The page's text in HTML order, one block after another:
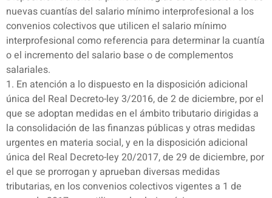
nuevas cuantías del salario mínimo interprofesional a los
convenios colectivos que utilicen el salario mínimo
interprofesional como referencia para determinar la cuantía
o el incremento del salario base o de complementos
salariales.
1. En atención a lo dispuesto en la disposición adicional
única del Real Decreto-ley 3/2016, de 2 de diciembre, por el
que se adoptan medidas en el ámbito tributario dirigidas a
la consolidación de las finanzas públicas y otras medidas
urgentes en materia social, y en la disposición adicional
única del Real Decreto-ley 20/2017, de 29 de diciembre, por
el que se prorrogan y aprueban diversas medidas
tributarias, en los convenios colectivos vigentes a 1 de